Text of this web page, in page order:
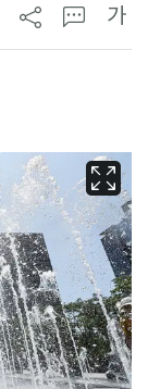
가